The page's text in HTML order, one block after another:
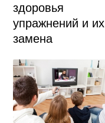
здоровья
упражнений и их
замена